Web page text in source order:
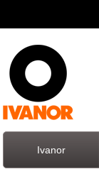
Ivanor